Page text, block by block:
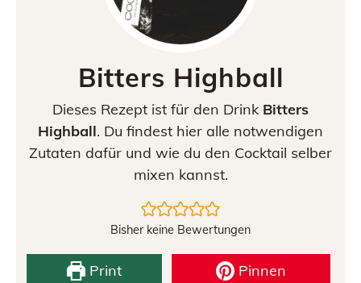
Bitters Highball
Dieses Rezept ist für den Drink Bitters
Highball. Du findest hier alle notwendigen
Zutaten dafür und wie du den Cocktail selber
mixen kannst.
Bisher keine Bewertungen
Print Pinnen